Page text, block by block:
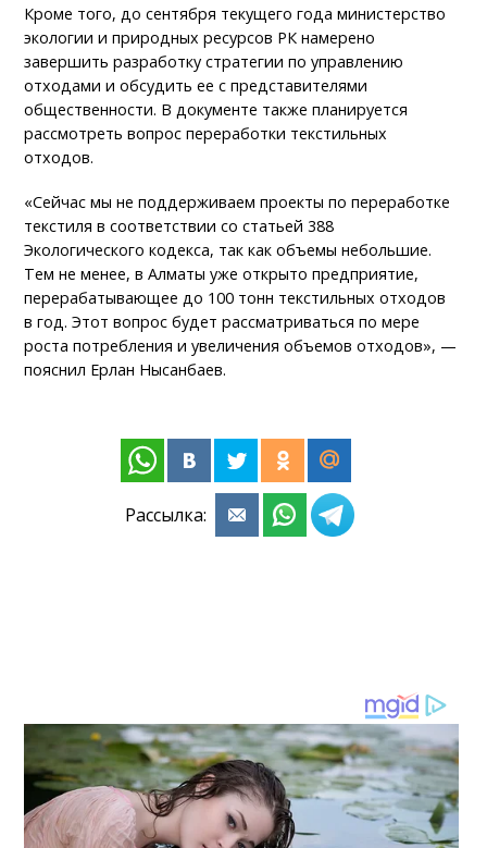
Кроме того, до сентября текущего года министерство
экологии и природных ресурсов РК намерено
завершить разработку стратегии по управлению
отходами и обсудить ее с представителями
общественности. В документе также планируется
рассмотреть вопрос переработки текстильных
отходов.
«Сейчас мы не поддерживаем проекты по переработке
текстиля в соответствии со статьей 388
Экологического кодекса, так как объемы небольшие.
Тем не менее, в Алматы уже открыто предприятие,
перерабатывающее до 100 тонн текстильных отходов
в год. Этот вопрос будет рассматриваться по мере
роста потребления и увеличения объемов отходов», —
пояснил Ерлан Нысанбаев.
Рассылка: